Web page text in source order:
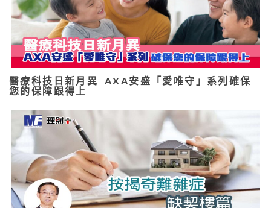
醫療科技日新月異 AXA安盛「愛唯守」系列確保
您的保障跟得上